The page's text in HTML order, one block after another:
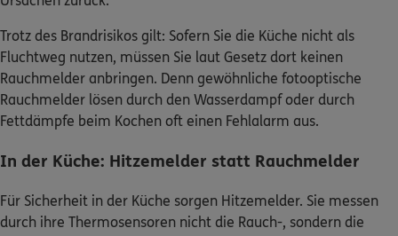
Trotz des Brandrisikos gilt: Sofern Sie die Küche nicht als
Fluchtweg nutzen, müssen Sie laut Gesetz dort keinen
Rauchmelder anbringen. Denn gewöhnliche fotooptische
Rauchmelder lösen durch den Wasserdampf oder durch
Fettdämpfe beim Kochen oft einen Fehlalarm aus.
In der Küche: Hitzemelder statt Rauchmelder
durch ihre Thermosensoren nicht die Rauch-, sondern die
Temperaturentwicklung der Umgebung.